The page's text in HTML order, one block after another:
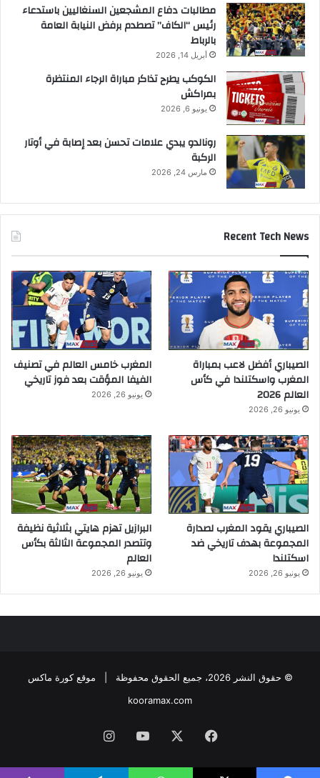
مطالبات دفاع المشجعين السنغاليين باستدعاء
رئيس “الكاف” تصطدم برفض النيابة العامة
بالرباط
أبريل 14, 2026
الكوكب يطرح تذاكر مباراة الرجاء المنتظرة
بمراكش
يونيو 6, 2026
رونالدو يبدي علامات تحسن بعد إصابة في أوتار
الركبة
مارس 24, 2026
Recent Tech News
الصيباري أفضل لاعب بمباراة
المغرب واسكتلندا في كأس
العالم 2026
يونيو 26, 2026
المغرب خامس العالم في تصنيف
الفيفا المؤقت بعد فوز تاريخي
يونيو 26, 2026
الصيباري يقود المغرب لصدارة
المجموعة بهدف تاريخي ضد
اسكتلندا
يونيو 26, 2026
البرازيل تهزم هايتي بثلاثية نظيفة
وتتصدر المجموعة الثالثة بكأس
العالم
يونيو 26, 2026
© حقوق النشر 2026، جميع الحقوق محفوظة |
موقع كورة ماكس
kooramax.com
فيسبوك يوتيوب